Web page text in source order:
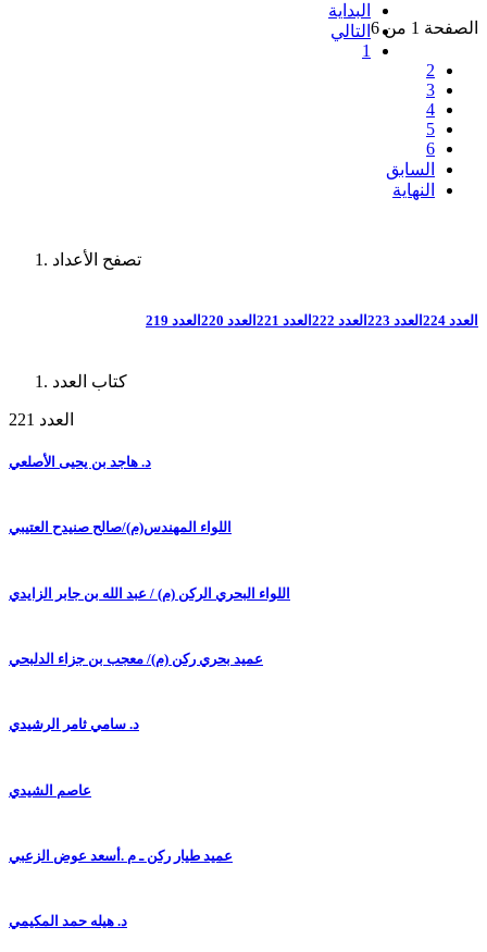
الصفحة 1 من 6
البداية
التالي
1
2
3
4
5
6
السابق
النهاية
تصفح الأعداد
العدد 224 العدد 223 العدد 222 العدد 221 العدد 220 العدد 219
كتاب العدد
العدد 221
د. هاجد بن يحيى الأصلعي
اللواء المهندس(م)/صالح صنيدح العتيبي
اللواء البحري الركن (م) / عبد الله بن جابر الزايدي
عميد بحري ركن (م)/ معجب بن جزاء الدلبحي
د. سامي ثامر الرشيدي
عاصم الشيدي
عميد طيار ركن ـ م .أسعد عوض الزعبي
د. هيله حمد المكيمي